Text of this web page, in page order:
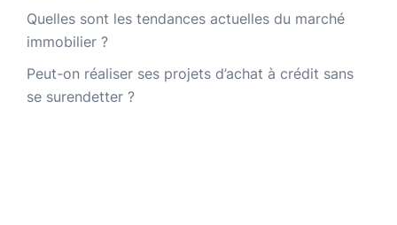
Quelles sont les tendances actuelles du marché
immobilier ?
Peut-on réaliser ses projets d’achat à crédit sans
se surendetter ?